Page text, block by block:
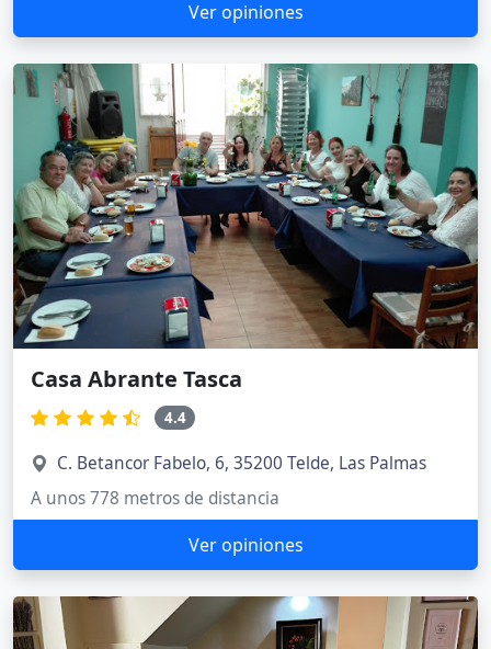
Ver opiniones
Casa Abrante Tasca
4.4
C. Betancor Fabelo, 6, 35200 Telde, Las Palmas
A unos 778 metros de distancia
Ver opiniones